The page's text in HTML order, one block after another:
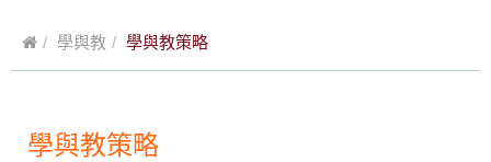
學與教 學與教策略
學與教策略